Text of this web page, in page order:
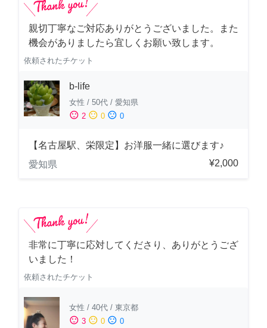
親切丁寧なご対応ありがとうございました。また
機会がありましたら宜しくお願い致します。
依頼されたチケット
b-life
女性 / 50代 / 愛知県
sentiment_satisfied 2 sentiment_neutral 0 sentiment_dissatisfied 0
【名古屋駅、栄限定】お洋服一緒に選びます♪
愛知県
¥2,000
非常に丁寧に応対してくださり、ありがとうござ
いました！
依頼されたチケット
女性 / 40代 / 東京都
sentiment_satisfied 3 sentiment_neutral 0 sentiment_dissatisfied 0